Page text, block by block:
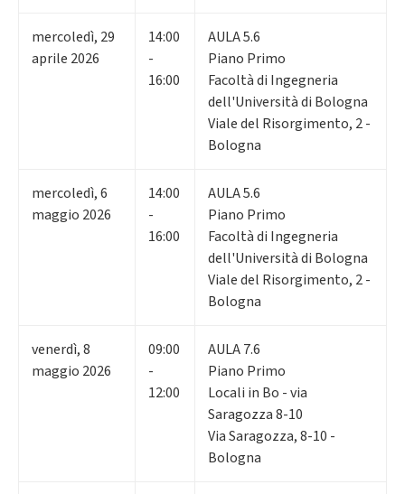
mercoledì, 29
aprile 2026
14:00
-
16:00
AULA 5.6
Piano Primo
Facoltà di Ingegneria
dell'Università di Bologna
Viale del Risorgimento, 2 -
Bologna
mercoledì,6
maggio 2026
14:00
-
16:00
AULA 5.6
Piano Primo
Facoltà di Ingegneria
dell'Università di Bologna
Viale del Risorgimento, 2 -
Bologna
venerdì,8
maggio 2026
09:00
-
12:00
AULA 7.6
Piano Primo
Locali in Bo - via
Saragozza 8-10
Via Saragozza, 8-10 -
Bologna